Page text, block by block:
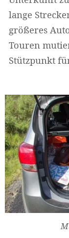
lange
größeres
Touren
Stützpunkt